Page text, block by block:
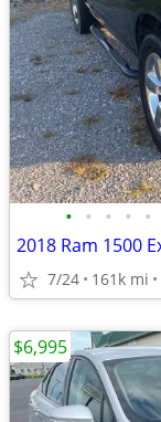
• • • • •
7/24 161k mi
$6,995